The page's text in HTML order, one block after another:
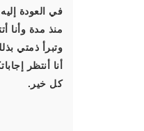
في العودة
منذ مدة وأنا
وتبرأ ذمتي
أنا أنتظر
كل خير.